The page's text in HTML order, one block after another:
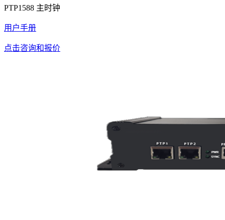
PTP1588 主时钟
用户手册
点击咨询和报价